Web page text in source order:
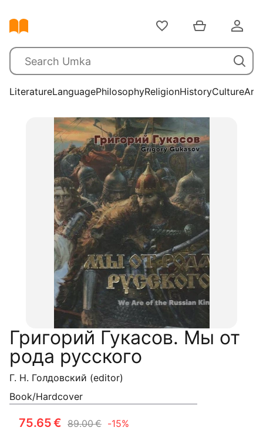
LiteratureLanguagePhilosophyReligionHistoryCultureArts
Григорий Гукасов. Мы от
рода русского
Г. Н. Голдовский (editor)
Book/Hardcover
75.65 € 89.00 € -15%